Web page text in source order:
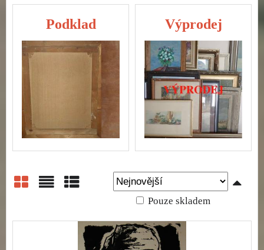
Podklad Výprodej
Pouze skladem